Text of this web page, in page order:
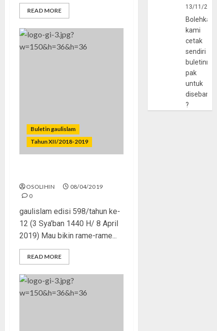
READ MORE
Buletin gaulislam
Tahun XII/2018-2019
OSOLIHIN
08/04/2019
0
gaulislam edisi 598/tahun ke-
12 (3 Sya’ban 1440 H/ 8 April
2019) Mau bikin rame-rame...
READ MORE
13/11/
Bolehkah
kami
cetak
sendiri
pak
untuk
?